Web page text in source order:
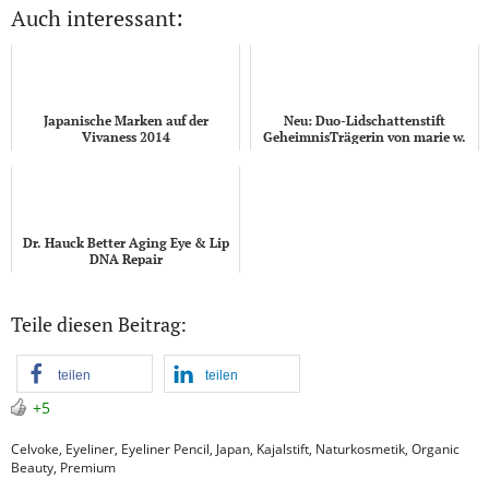
Auch interessant:
Japanische Marken auf der
Vivaness 2014
Neu: Duo-Lidschattenstift
GeheimnisTrägerin von marie w.
Dr. Hauck Better Aging Eye & Lip
DNA Repair
Teile diesen Beitrag:
teilen teilen
+5
Celvoke, Eyeliner, Eyeliner Pencil, Japan, Kajalstift, Naturkosmetik, Organic
Beauty, Premium